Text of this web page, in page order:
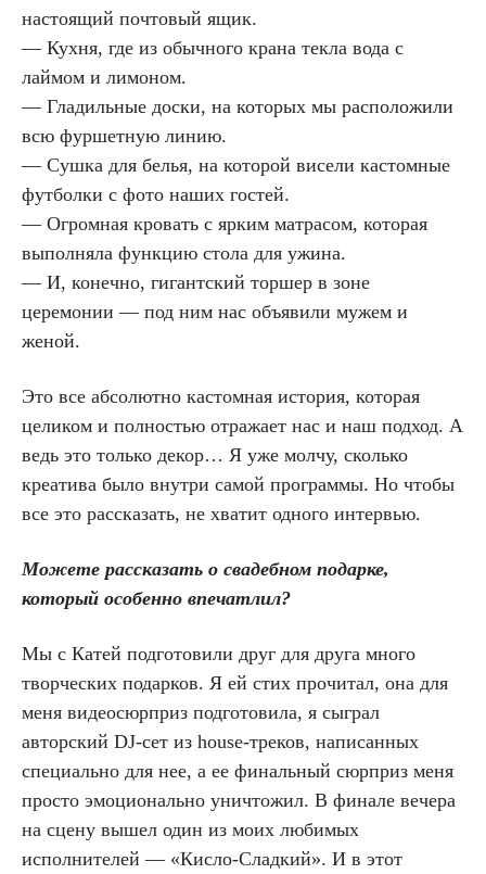
настоящий почтовый ящик.
— Кухня, где из обычного крана текла вода с
лаймом и лимоном.
— Гладильные доски, на которых мы расположили
всю фуршетную линию.
— Сушка для белья, на которой висели кастомные
футболки с фото наших гостей.
— Огромная кровать с ярким матрасом, которая
выполняла функцию стола для ужина.
— И, конечно, гигантский торшер в зоне
церемонии — под ним нас объявили мужем и
женой.
Это все абсолютно кастомная история, которая
целиком и полностью отражает нас и наш подход. А
ведь это только декор… Я уже молчу, сколько
креатива было внутри самой программы. Но чтобы
все это рассказать, не хватит одного интервью.
Можете рассказать о свадебном подарке,
который особенно впечатлил?
Мы с Катей подготовили друг для друга много
творческих подарков. Я ей стих прочитал, она для
меня видеосюрприз подготовила, я сыграл
авторский DJ-сет из house-треков, написанных
специально для нее, а ее финальный сюрприз меня
просто эмоционально уничтожил. В финале вечера
на сцену вышел один из моих любимых
исполнителей — «Кисло-Сладкий». И в этот